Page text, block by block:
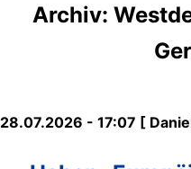
Archiv:
28.07.2026 - 17:07 [